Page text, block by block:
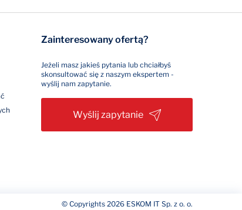
Zainteresowany ofertą?
Jeżeli masz jakieś pytania lub chciałbyś
skonsultować się z naszym ekspertem -
wyślij nam zapytanie.
Wyślij zapytanie
© Copyrights 2026 ESKOM IT Sp. z o. o.